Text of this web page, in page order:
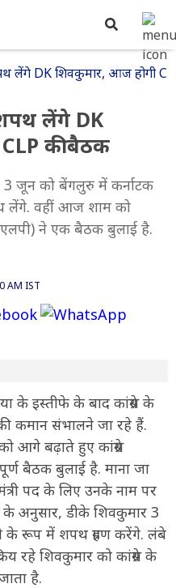
लेंगे DK शिवकुमार, आज होगी
लेंगे DK
की बैठक
3 जून को बेंगलुरु में कर्नाटक
लेंगे. वहीं आज शाम को
ने एक बैठक बुलाई है.
AM IST
के इस्तीफे के बाद कांग्रेस के
कमान संभालने जा रहे हैं.
को आगे बढ़ाते हुए कांग्रेस
बैठक बुलाई है. माना जा
पद के लिए उनके नाम पर
के अनुसार, डीके शिवकुमार 3
के रूप में शपथ ग्रहण करेंगे. लंबे
रहे शिवकुमार को कांग्रेस के
है.